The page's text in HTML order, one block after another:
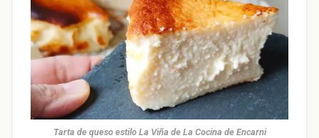
Tarta de queso estilo La Viña de La Cocina de Encarni